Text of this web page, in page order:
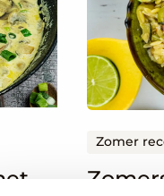
Zomer
Zomerse
pasta
met
courgette
en